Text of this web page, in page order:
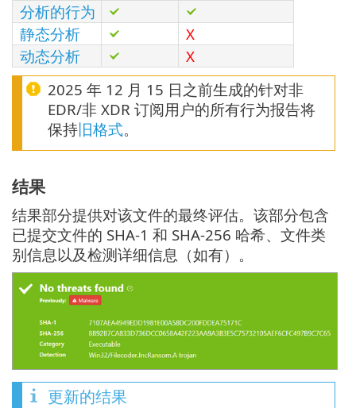
分析的行为
静态分析
X
动态分析
X
2025 年 12 月 15 日之前生成的针对非
EDR/非 XDR 订阅用户的所有行为报告将
保持旧格式。
结果
结果部分提供对该文件的最终评估。该部分包含
已提交文件的 SHA-1 和 SHA-256 哈希、文件类
别信息以及检测详细信息（如有）。
更新的结果